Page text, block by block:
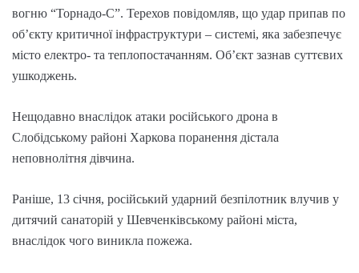
вогню “Торнадо-С”. Терехов повідомляв, що удар припав по
об’єкту критичної інфраструктури – системі, яка забезпечує
місто електро- та теплопостачанням. Об’єкт зазнав суттєвих
ушкоджень.
Нещодавно внаслідок атаки російського дрона в
Слобідському районі Харкова поранення дістала
неповнолітня дівчина.
Раніше, 13 січня, російський ударний безпілотник влучив у
дитячий санаторій у Шевченківському районі міста,
внаслідок чого виникла пожежа.